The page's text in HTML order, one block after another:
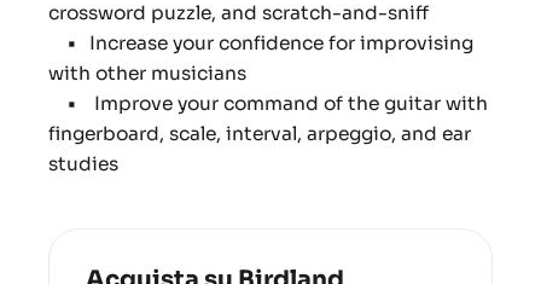
crossword puzzle, and scratch-and-sniff
•
Increase your confidence for improvising
with other musicians
•
Improve your command of the guitar with
fingerboard, scale, interval, arpeggio, and ear
studies